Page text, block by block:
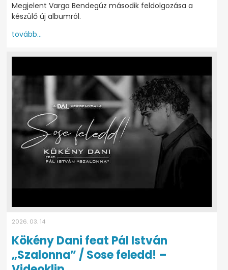
Megjelent Varga Bendegúz második feldolgozása a
készülő új albumról.
tovább...
2026. 03. 14
Kökény Dani feat Pál István
„Szalonna” / Sose feledd! –